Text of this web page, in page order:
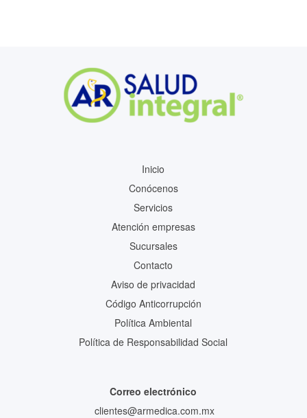
Inicio
Conócenos
Servicios
Atención empresas
Sucursales
Contacto
Aviso de privacidad
Código Anticorrupción
Política Ambiental
Política de Responsabilidad Social
Correo electrónico
clientes@armedica.com.mx